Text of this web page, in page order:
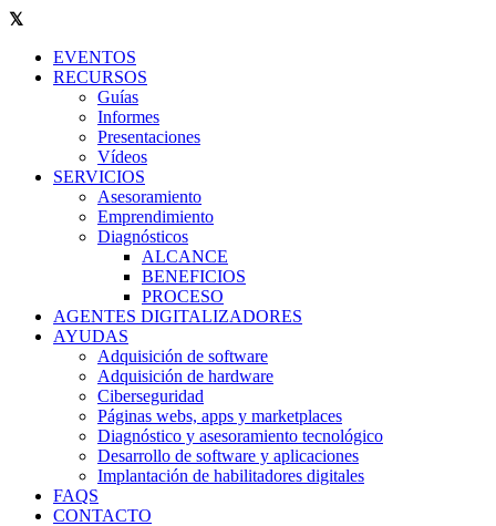
EVENTOS
RECURSOS
Guías
Informes
Presentaciones
Vídeos
SERVICIOS
Asesoramiento
Emprendimiento
Diagnósticos
ALCANCE
BENEFICIOS
PROCESO
AGENTES DIGITALIZADORES
AYUDAS
Adquisición de software
Adquisición de hardware
Ciberseguridad
Páginas webs, apps y marketplaces
Diagnóstico y asesoramiento tecnológico
Desarrollo de software y aplicaciones
Implantación de habilitadores digitales
FAQS
CONTACTO